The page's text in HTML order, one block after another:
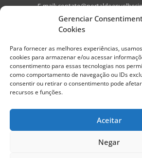
Gerenciar
Cookies
Para fornecer as melhores experiências,
cookies para armazenar e/ou acessar
consentimento para essas tecnologias nos
como comportamento de navegação ou IDs
consentir ou retirar o consentimento pode
recursos e funções.
Aceitar
Negar
E-mail:
Website:
Todos os direitos